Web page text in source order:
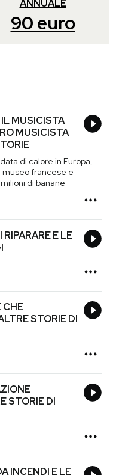
ANNUALE
90 euro
MUSICISTA
MUSICISTA
di calore in Europa,
museo francese e
di banane
E LE
CHE
STORIE DI
STORIE DI
INCENDI E LE